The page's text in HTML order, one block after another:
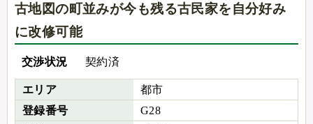
古地図の町並みが今も残る古民家を自分好み
に改修可能
交渉状況 契約済
エリア
都市
登録番号
G28